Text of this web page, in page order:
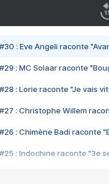
#30 : Eve Angeli raconte
#29 : MC Solaar raconte
#28 : Lorie raconte "Je vais
#27 : Christophe Willem
#26 : Chimène Badi raconte
#25 : Indochine raconte "3e